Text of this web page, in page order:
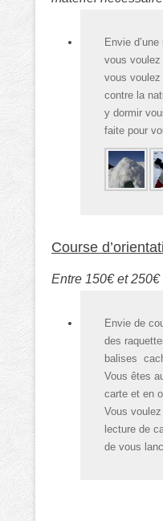
Envie
vous voulez
vous
contre la
y dormir
faite pour
Course
Entre 150€ et
Envie de
des
balises
Vous êtes
carte et en
Vous
lecture de
de vous